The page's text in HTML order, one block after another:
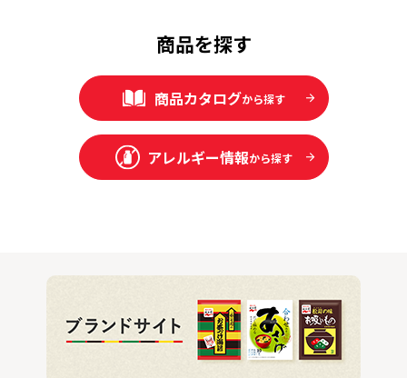
商品を探す
商品カタログから探す
アレルギー情報から探す